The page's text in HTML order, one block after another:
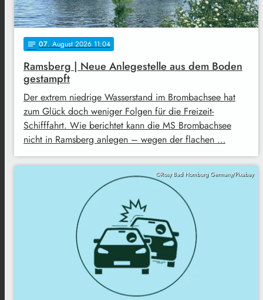
notes 07. August 2026 11:04
Ramsberg | Neue Anlegestelle aus dem Boden
gestampft
Der extrem niedrige Wasserstand im Brombachsee hat
zum Glück doch weniger Folgen für die Freizeit-
Schifffahrt. Wie berichtet kann die MS Brombachsee
nicht in Ramsberg anlegen – wegen der flachen …
©Rosy Bad Homburg Germany/Pixabay